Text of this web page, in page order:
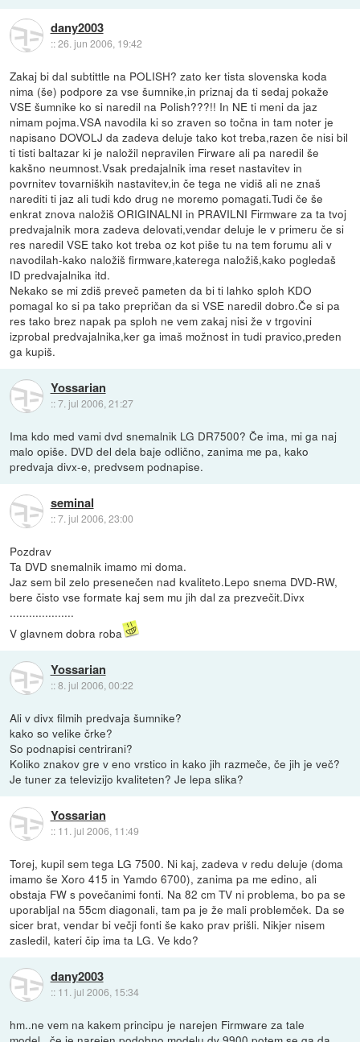
dany2003
::26. jun 2006, 19:42
Zakaj bi dal subtittle na POLISH? zato ker tista slovenska koda
nima (še) podpore za vse šumnike,in priznaj da ti sedaj pokaže
VSE šumnike ko si naredil na Polish???!! In NE ti meni da jaz
nimam pojma.VSA navodila ki so zraven so točna in tam noter je
napisano DOVOLJ da zadeva deluje tako kot treba,razen če nisi bil
ti tisti baltazar ki je naložil nepravilen Firware ali pa naredil še
kakšno neumnost.Vsak predajalnik ima reset nastavitev in
povrnitev tovarniških nastavitev,in če tega ne vidiš ali ne znaš
narediti ti jaz ali tudi kdo drug ne moremo pomagati.Tudi če še
enkrat znova naložiš ORIGINALNI in PRAVILNI Firmware za ta tvoj
predvajalnik mora zadeva delovati,vendar deluje le v primeru če si
res naredil VSE tako kot treba oz kot piše tu na tem forumu ali v
navodilah-kako naložiš firmware,katerega naložiš,kako pogledaš
ID predvajalnika itd.
Nekako se mi zdiš preveč pameten da bi ti lahko sploh KDO
pomagal ko si pa tako prepričan da si VSE naredil dobro.Če si pa
res tako brez napak pa sploh ne vem zakaj nisi že v trgovini
izprobal predvajalnika,ker ga imaš možnost in tudi pravico,preden
ga kupiš.
Yossarian
::7. jul 2006, 21:27
Ima kdo med vami dvd snemalnik LG DR7500? Če ima, mi ga naj
malo opiše. DVD del dela baje odlično, zanima me pa, kako
predvaja divx-e, predvsem podnapise.
seminal
::7. jul 2006, 23:00
Pozdrav
Ta DVD snemalnik imamo mi doma.
Jaz sem bil zelo presenečen nad kvaliteto.Lepo snema DVD-RW,
bere čisto vse formate kaj sem mu jih dal za prezvečit.Divx
....................
V glavnem dobra roba
Yossarian
::8. jul 2006, 00:22
Ali v divx filmih predvaja šumnike?
kako so velike črke?
So podnapisi centrirani?
Koliko znakov gre v eno vrstico in kako jih razmeče, če jih je več?
Je tuner za televizijo kvaliteten? Je lepa slika?
Yossarian
:: 11. jul 2006, 11:49
Torej, kupil sem tega LG 7500. Ni kaj, zadeva v redu deluje (doma
imamo še Xoro 415 in Yamdo 6700), zanima pa me edino, ali
obstaja FW s povečanimi fonti. Na 82 cm TV ni problema, bo pa se
uporabljal na 55cm diagonali, tam pa je že mali problemček. Da se
sicer brat, vendar bi večji fonti še kako prav prišli. Nikjer nisem
zasledil, kateri čip ima ta LG. Ve kdo?
dany2003
:: 11. jul 2006, 15:34
hm..ne vem na kakem principu je narejen Firmware za tale